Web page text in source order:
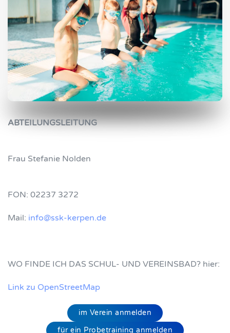
ABTEILUNGSLEITUNG
Frau Stefanie Nolden
FON: 02237 3272
Mail: info@ssk-kerpen.de
WO FINDE ICH DAS SCHUL- UND VEREINSBAD? hier:
Link zu OpenStreetMap
im Verein anmelden
für ein Probetraining anmelden